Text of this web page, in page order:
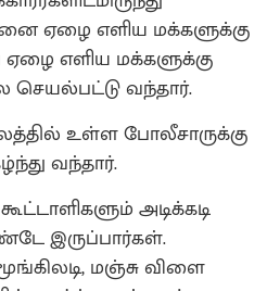
ஏழை எளிய மக்களுக்கு
எளிய மக்களுக்கு
வந்தார்.
உள்ள போலீசாருக்கு
வந்தார்.
அடிக்கடி
இருப்பார்கள்.
மஞ்சு விளை